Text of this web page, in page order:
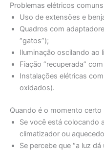
Problemas elétricos
Uso de extensões e
Quadros com
“gatos”);
Iluminação oscilando ao
Fiação “recuperada”
Instalações elétricas
oxidados).
Quando é o momento
Se você está colocando
climatizador ou
Se percebe que “a luz